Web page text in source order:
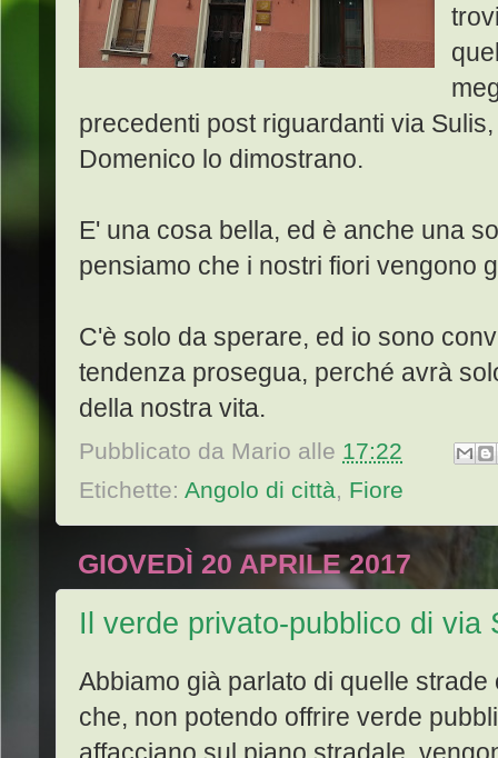
precedenti post riguardanti via
Domenico lo dimostrano.
E' una cosa bella, ed è anche una
pensiamo che i nostri fiori vengono
C'è solo da sperare, ed io sono
tendenza prosegua, perché avrà
della nostra vita.
Pubblicato da Mario alle 17:22
Etichette: Angolo di città, Fiore
GIOVEDÌ 20 APRILE 2017
Il verde privato-pubblico di via
Abbiamo già parlato di quelle
che, non potendo offrire verde